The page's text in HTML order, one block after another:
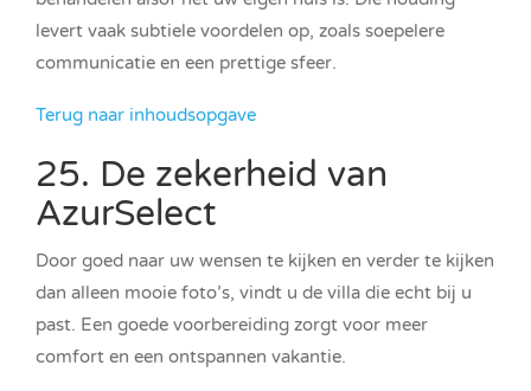
levert vaak subtiele voordelen op, zoals soepelere
communicatie en een prettige sfeer.
Terug naar inhoudsopgave
25. De zekerheid van
AzurSelect
Door goed naar uw wensen te kijken en verder te kijken
dan alleen mooie foto’s, vindt u de villa die echt bij u
past. Een goede voorbereiding zorgt voor meer
comfort en een ontspannen vakantie.